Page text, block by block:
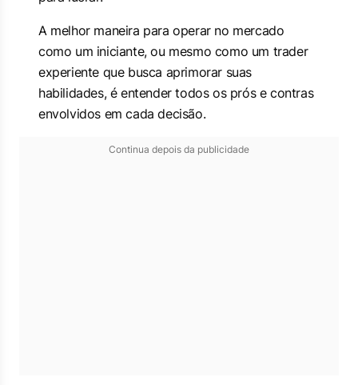
A melhor maneira para operar no mercado
como um iniciante, ou mesmo como um trader
experiente que busca aprimorar suas
habilidades, é entender todos os prós e contras
envolvidos em cada decisão.
Continua depois da publicidade